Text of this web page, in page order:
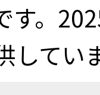
す。
してい